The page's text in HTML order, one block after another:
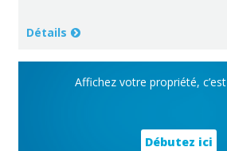
Détails
Affichez votre propriété, c’est
Débutez ici